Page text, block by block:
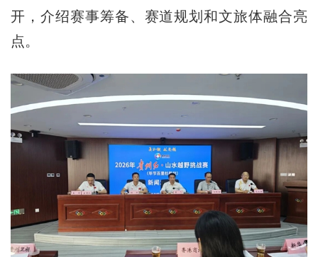
开，介绍赛事筹备、赛道规划和文旅体融合亮
点。